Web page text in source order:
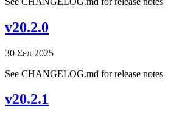
v20.2.0
30 Σεπ 2025
See CHANGELOG.md for release notes
v20.2.1